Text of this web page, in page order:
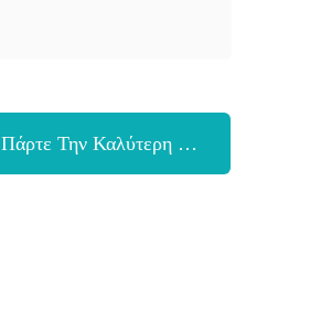
Πάρτε Την Καλύτερη Τιμή